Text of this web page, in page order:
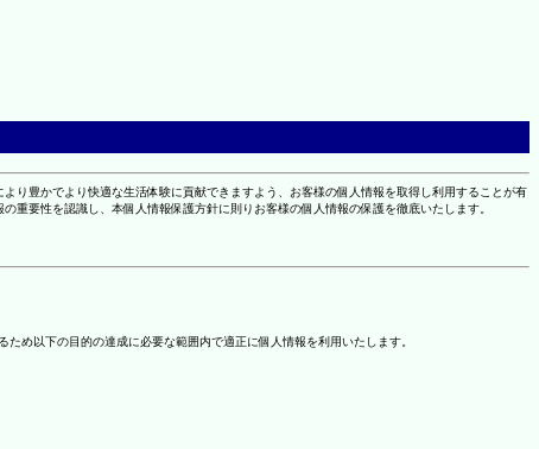
り豊かでより快適な生活体験に貢献できますよう、お客様の個人情報を取得し利用することが有
要性を認識し、本個人情報保護方針に則りお客様の個人情報の保護を徹底いたします。
め以下の目的の達成に必要な範囲内で適正に個人情報を利用いたします。